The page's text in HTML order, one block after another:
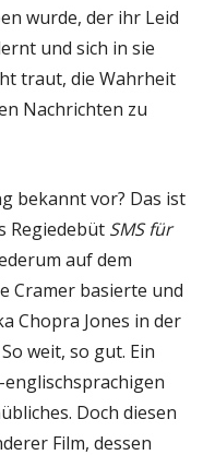
wurde, der ihr Leid
und sich in sie
traut, die Wahrheit
Nachrichten zu
bekannt vor? Das ist
Regiedebüt SMS für
auf dem
Cramer basierte und
Chopra Jones in der
weit, so gut. Ein
Doch diesen
Film, dessen